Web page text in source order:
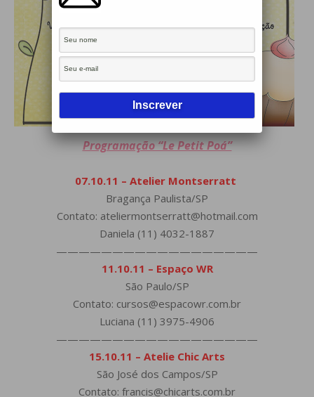
Programação “Le Petit Poá”
07.10.11 – Atelier Montserratt
Bragança Paulista/SP
Contato: ateliermontserratt@hotmail.com
Daniela (11) 4032-1887
——————————————————
11.10.11 – Espaço WR
São Paulo/SP
Contato: cursos@espacowr.com.br
Luciana (11) 3975-4906
——————————————————
15.10.11 – Atelie Chic Arts
São José dos Campos/SP
Contato: francis@chicarts.com.br